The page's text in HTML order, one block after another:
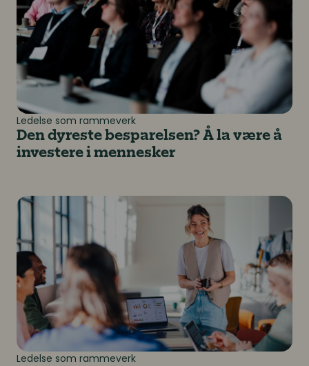
Ledelse som rammeverk
Den dyreste besparelsen? Å la være å
investere i mennesker
Ledelse som rammeverk
Kan investeringer i ansatte forutsi fremtidig vekst og